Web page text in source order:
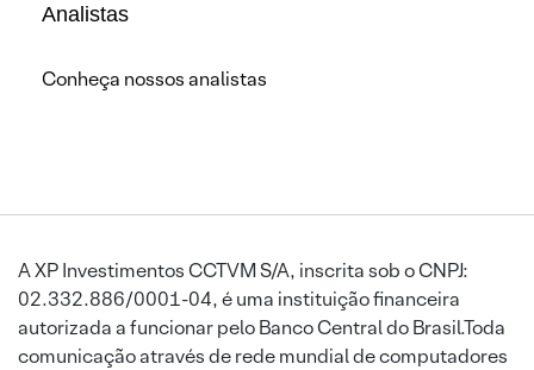
Analistas
Conheça nossos analistas
A XP Investimentos CCTVM S/A, inscrita sob o CNPJ:
02.332.886/0001-04, é uma instituição financeira
autorizada a funcionar pelo Banco Central do Brasil.Toda
comunicação através de rede mundial de computadores